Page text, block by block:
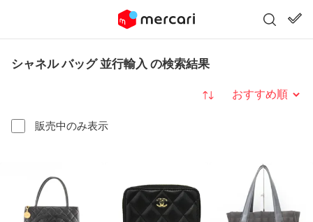
シャネル バッグ 並行輸入 の検索結果
販売中のみ表示
並び替え